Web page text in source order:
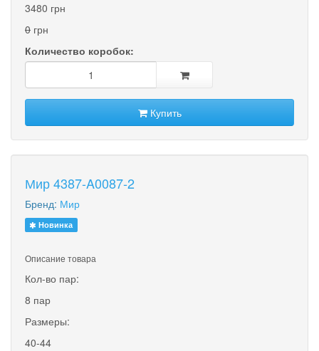
3480 грн
0 грн
Количество коробок:
Купить
Мир 4387-A0087-2
Бренд: Мир
Новинка
Описание товара
Кол-во пар:
8 пар
Размеры:
40-44